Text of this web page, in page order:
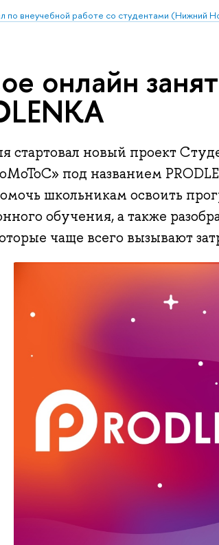
по внеучебной работе со студентами (Нижний
онлайн
стартовал новый проект
под названием
школьникам освоить
обучения, а также
чаще всего вызывают